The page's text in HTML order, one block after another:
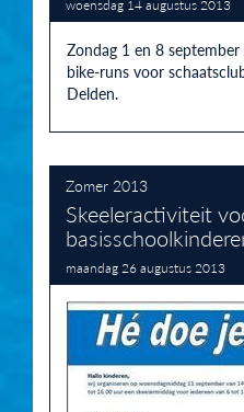
woensdag 14 augustus 2013
Zondag 1 en 8
bike-runs voor
Delden.
Zomer 2013
Skeeleractiviteit
maandag 26 augustus 2013